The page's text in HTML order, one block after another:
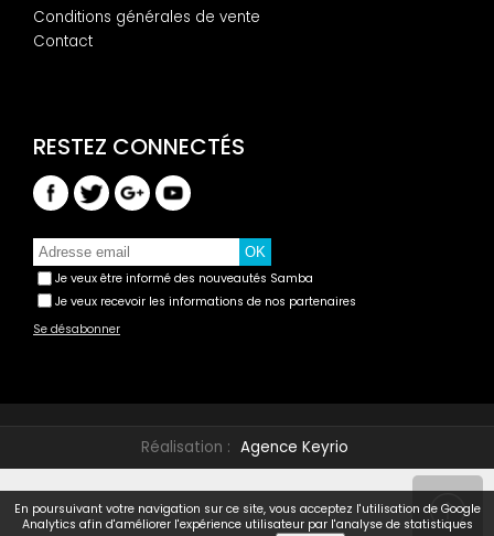
Conditions générales de vente
Contact
Je veux être informé des nouveautés Samba
Je veux recevoir les informations de nos partenaires
Se désabonner
Réalisation : Agence Keyrio
En poursuivant votre navigation sur ce site, vous acceptez l'utilisation de Google
Analytics afin d'améliorer l'expérience utilisateur par l'analyse de statistiques